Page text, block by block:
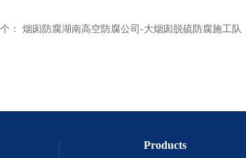
： 烟囱防腐湖南高空防腐公司-大烟囱脱硫防腐施工队
Products